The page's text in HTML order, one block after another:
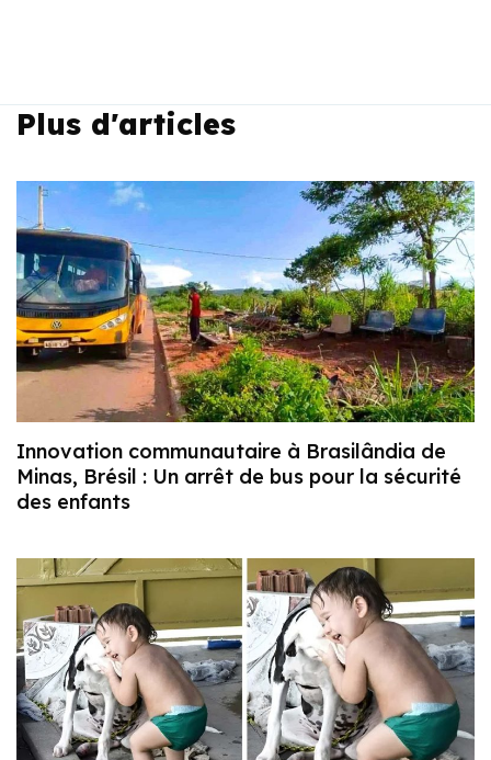
Plus d'articles
Innovation communautaire à Brasilândia de
Minas, Brésil : Un arrêt de bus pour la sécurité
des enfants